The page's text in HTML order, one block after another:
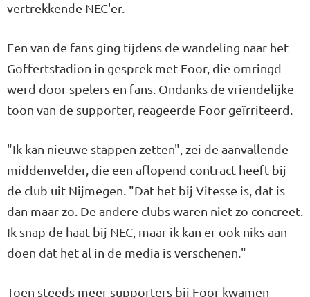
vertrekkende NEC'er.
Een van de fans ging tijdens de wandeling naar het
Goffertstadion in gesprek met Foor, die omringd
werd door spelers en fans. Ondanks de vriendelijke
toon van de supporter, reageerde Foor geïrriteerd.
"Ik kan nieuwe stappen zetten", zei de aanvallende
middenvelder, die een aflopend contract heeft bij
de club uit Nijmegen. "Dat het bij Vitesse is, dat is
dan maar zo. De andere clubs waren niet zo concreet.
Ik snap de haat bij NEC, maar ik kan er ook niks aan
doen dat het al in de media is verschenen."
Toen steeds meer supporters bij Foor kwamen